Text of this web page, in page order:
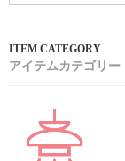
アイテムカテゴリー